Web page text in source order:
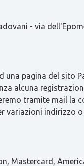
- via
pagina del sito
alcuna
tramite mail la
variazioni indirizzo